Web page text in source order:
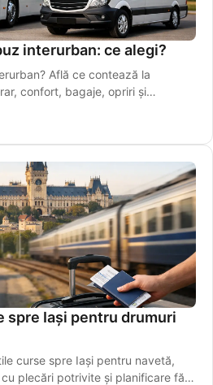
interurban: ce alegi?
Află ce contează la
confort, bagaje, opriri și
spre Iași pentru drumuri
curse spre Iași pentru navetă,
plecări potrivite și planificare fără